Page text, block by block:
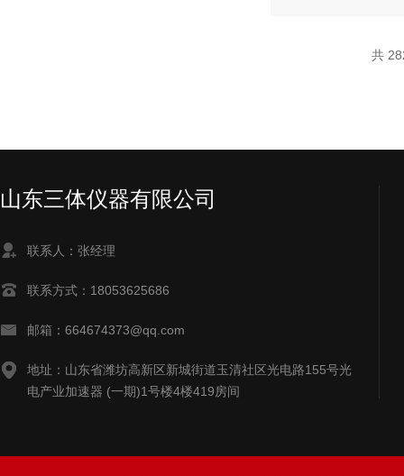
共
山东三体仪器有限公司
联系人：张经理
联系方式：18053625686
邮箱：664674373@qq.com
地址：山东省潍坊高新区新城街道玉清社区光电路155号光
电产业加速器 (一期)1号楼4楼419房间